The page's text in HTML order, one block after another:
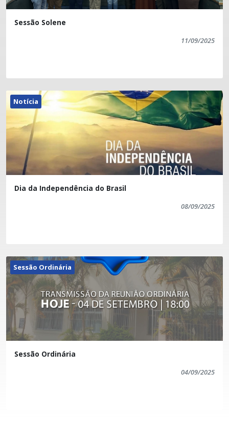
Sessão Solene
11/09/2025
Notícia
Dia da Independência do Brasil
08/09/2025
Sessão Ordinária
Sessão Ordinária
04/09/2025